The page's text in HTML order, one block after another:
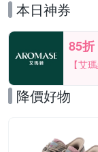
本日神券
85折
【艾
享85
降價好物